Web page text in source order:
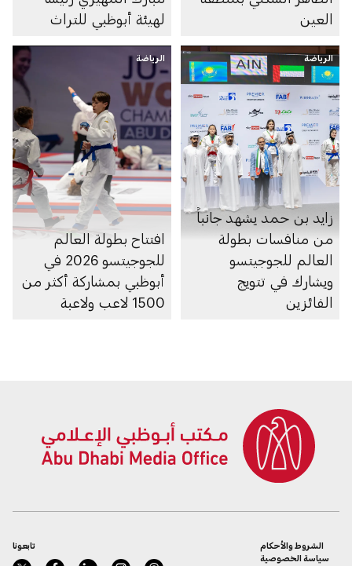
العين
لهيئة أبوظبي للتراث
الرياضة
زايد بن حمد يشهد جانباً
من منافسات بطولة
العالم للجوجيتسو
ويشارك في تتويج
الفائزين
الرياضة
افتتاح بطولة العالم
للجوجيتسو 2026 في
أبوظبي بمشاركة أكثر من
1500 لاعب ولاعبة
تابعونا
الشروط والأحكام
سياسة الخصوصية